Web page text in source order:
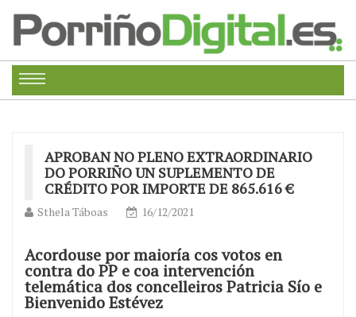
APROBAN NO PLENO EXTRAORDINARIO
DO PORRIÑO UN SUPLEMENTO DE
CRÉDITO POR IMPORTE DE 865.616 €
Sthela Táboas 16/12/2021
Acordouse por maioría cos votos en
contra do PP e coa intervención
telemática dos concelleiros Patricia Sío e
Bienvenido Estévez